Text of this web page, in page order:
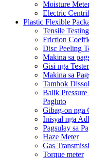
Moisture
Electric
Plastic Flexible
Tensile
Friction
Disc Peeling
Makina sa
Gisi nga Tester
Makina sa
Tambok
Balik Pressure
Pagluto
Gibag-on nga
Inisyal nga
Pagsulay sa
Haze Meter
Gas
Torque meter